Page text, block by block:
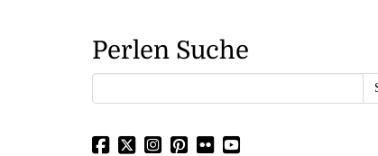
Perlen Suche